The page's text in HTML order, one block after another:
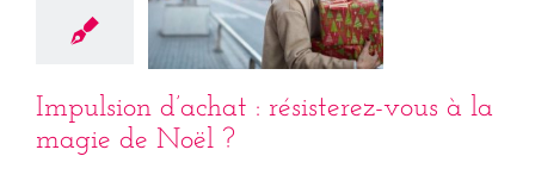
Impulsion d’achat : résisterez-vous à la
magie de Noël ?